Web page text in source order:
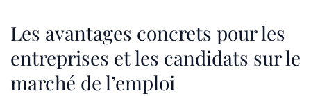
Les avantages concrets pour les
entreprises et les candidats sur le
marché de l’emploi